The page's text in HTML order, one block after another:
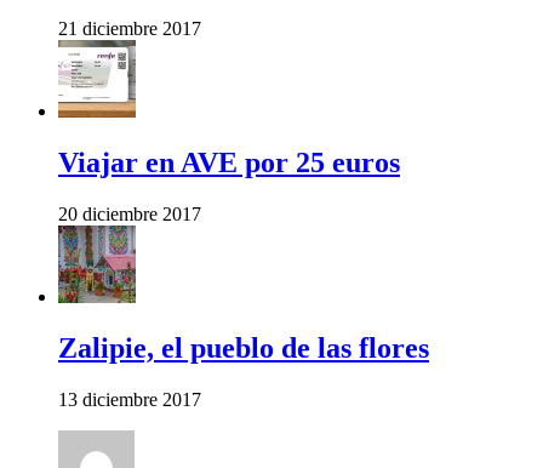
21 diciembre 2017
Viajar en AVE por 25 euros
20 diciembre 2017
Zalipie, el pueblo de las flores
13 diciembre 2017